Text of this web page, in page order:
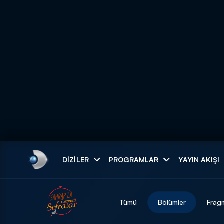
DIZILER PROGRAMLAR YAYIN AKIŞI
ARAMA SONUÇLARI
Tümü Bölümler